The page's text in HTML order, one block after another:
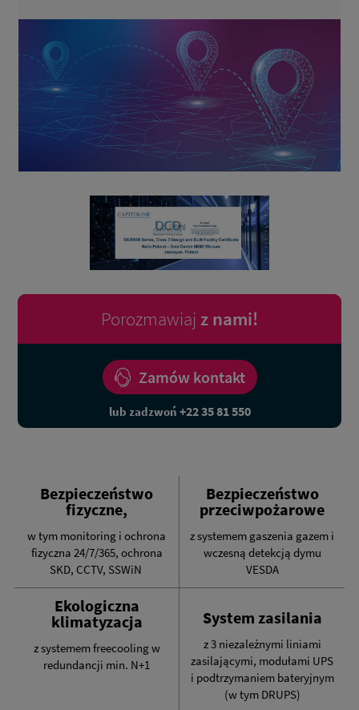
Porozmawiaj z nami!
Zamów kontakt
lub zadzwoń +22 35 81 550
Bezpieczeństwo
fizyczne,
w tym monitoring i ochrona
fizyczna 24/7/365, ochrona
SKD, CCTV, SSWiN
Bezpieczeństwo
przeciwpożarowe
z systemem gaszenia gazem i
wczesną detekcją dymu
VESDA
Ekologiczna
klimatyzacja
z systemem freecooling w
redundancji min. N+1
System zasilania
z 3 niezależnymi liniami
zasilającymi, modułami UPS
i podtrzymaniem bateryjnym
(w tym DRUPS)